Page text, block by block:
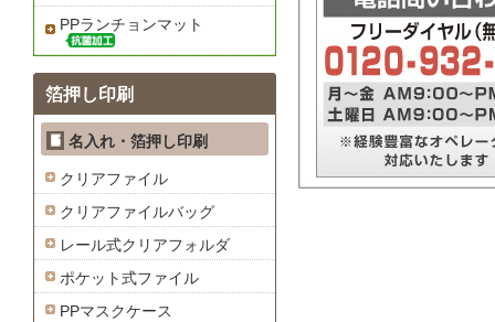
PPランチョンマット
箔押し印刷
名入れ・箔押し印刷
クリアファイル
クリアファイルバッグ
レール式クリアフォルダ
ポケット式ファイル
PPマスクケース